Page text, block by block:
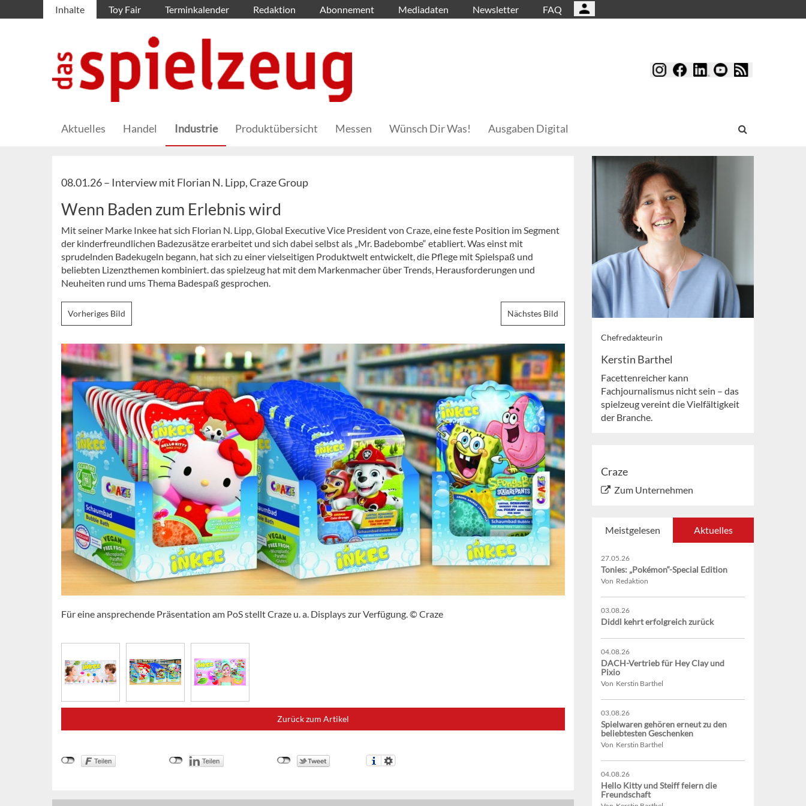
Inhalte Toy Fair Terminkalender Redaktion Abonnement Mediadaten Newsletter FAQ
Aktuelles Handel Industrie Produktübersicht Messen Wünsch Dir Was! Ausgaben Digital
08.01.26 – Interview mit Florian N. Lipp, Craze Group
Wenn Baden zum Erlebnis wird
Mit seiner Marke Inkee hat sich Florian N. Lipp, Global Executive Vice President von Craze, eine feste Position im Segment
der kinderfreundlichen Badezusätze erarbeitet und sich dabei selbst als „Mr. Badebombe“ etabliert. Was einst mit
sprudelnden Badekugeln begann, hat sich zu einer vielseitigen Produktwelt entwickelt, die Pflege mit Spielspaß und
beliebten Lizenzthemen kombiniert. das spielzeug hat mit dem Markenmacher über Trends, Herausforderungen und
Neuheiten rund ums Thema Badespaß gesprochen.
Vorheriges Bild Nächstes Bild
Für eine ansprechende Präsentation am PoS stellt Craze u. a. Displays zur Verfügung. © Craze
Zurück zum Artikel
Chefredakteurin
Kerstin Barthel
Facettenreicher kann
Fachjournalismus nicht sein – das
spielzeug vereint die Vielfältigkeit
der Branche.
Craze
Zum Unternehmen
Meistgelesen Aktuelles
27.05.26
Tonies: „Pokémon“-Special Edition
Von Redaktion
03.08.26
Diddl kehrt erfolgreich zurück
04.08.26
DACH-Vertrieb für Hey Clay und
Pixio
Von Kerstin Barthel
03.08.26
Spielwaren gehören erneut zu den
beliebtesten Geschenken
Von Kerstin Barthel
04.08.26
Hello Kitty und Steiff feiern die
Freundschaft